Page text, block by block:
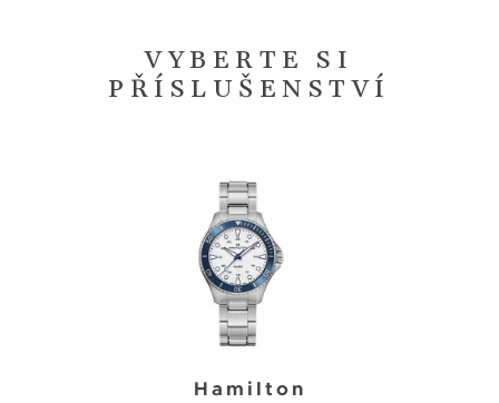
VYBERTE SI
PŘÍSLUŠENSTVÍ
Hamilton